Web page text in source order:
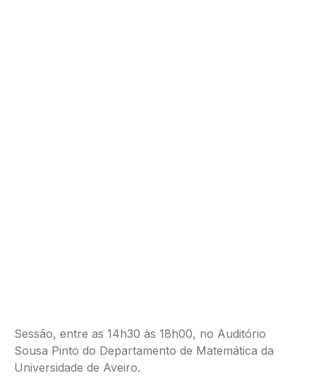
Sessão, entre as 14h30 às 18h00, no Auditório
Sousa Pinto do Departamento de Matemática da
Universidade de Aveiro.